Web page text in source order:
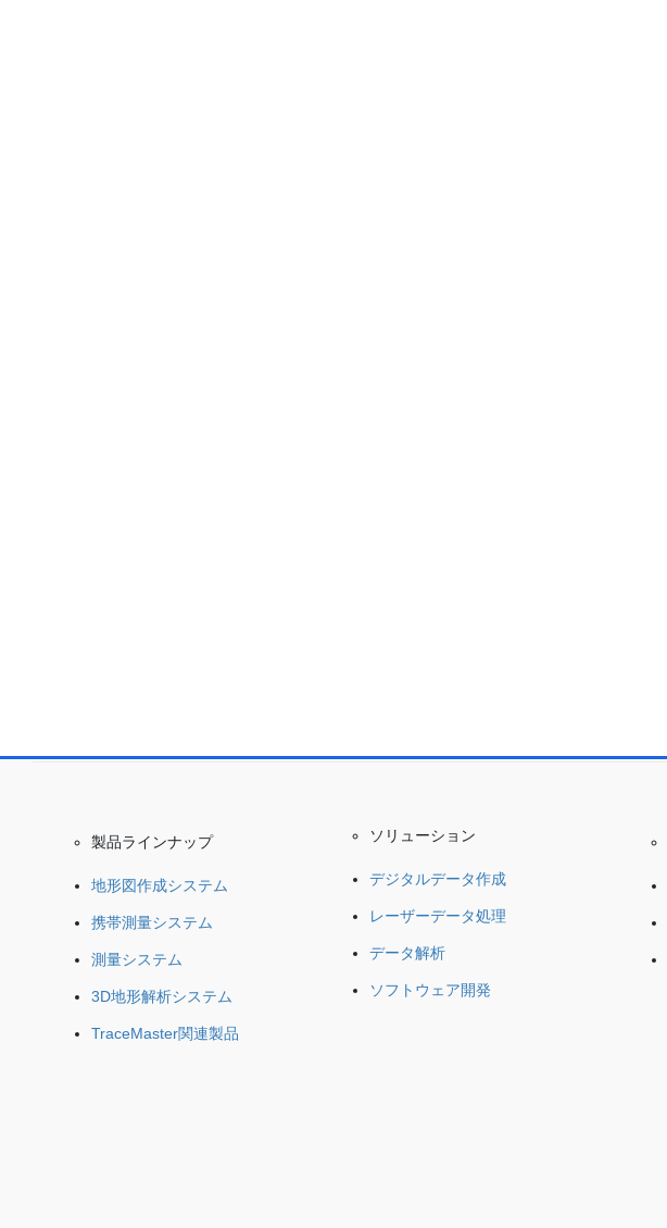
製品ラインナップ
地形図作成システム
携帯測量システム
測量システム
3D地形解析システム
TraceMaster関連製品
ソリューション
デジタルデータ作成
レーザーデータ処理
データ解析
ソフトウェア開発